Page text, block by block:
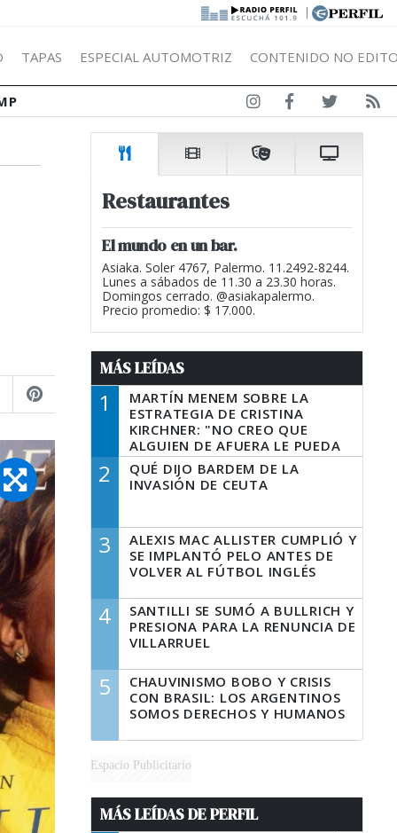
|
TAPAS ESPECIAL AUTOMOTRIZ CONTENIDO NO
Restaurantes
El mundo en un bar.
Asiaka. Soler 4767, Palermo. 11.2492-8244.
Lunes a sábados de 11.30 a 23.30 horas.
Domingos cerrado. @asiakapalermo.
Precio promedio: $ 17.000.
MÁS LEÍDAS
1
MARTÍN MENEM SOBRE LA
ESTRATEGIA DE CRISTINA
KIRCHNER: "NO CREO QUE
ALGUIEN DE AFUERA LE PUEDA
DECIR A LA JUSTICIA LO QUE
TIENE QUE HACER"
2
QUÉ DIJO BARDEM DE LA
INVASIÓN DE CEUTA
3
ALEXIS MAC ALLISTER CUMPLIÓ Y
SE IMPLANTÓ PELO ANTES DE
VOLVER AL FÚTBOL INGLÉS
4
SANTILLI SE SUMÓ A BULLRICH Y
PRESIONA PARA LA RENUNCIA DE
VILLARRUEL
5
CHAUVINISMO BOBO Y CRISIS
CON BRASIL: LOS ARGENTINOS
SOMOS DERECHOS Y HUMANOS
Espacio Publicitario
MÁS LEÍDAS DE PERFIL